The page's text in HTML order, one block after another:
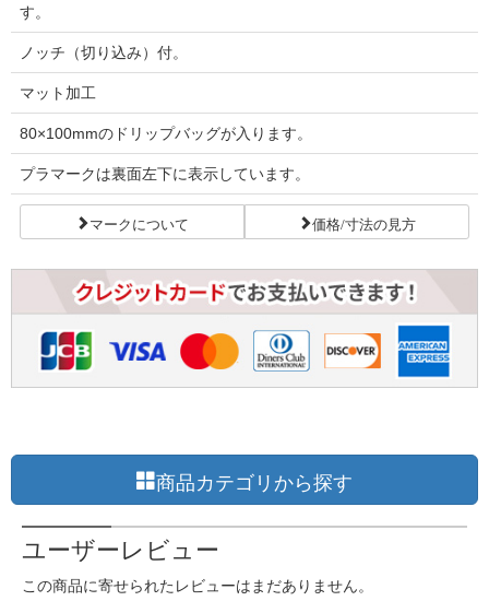
す。
ノッチ（切り込み）付。
マット加工
80×100mmのドリップバッグが入ります。
プラマークは裏面左下に表示しています。
マークについて 価格/寸法の見方
商品カテゴリから探す
ユーザーレビュー
この商品に寄せられたレビューはまだありません。